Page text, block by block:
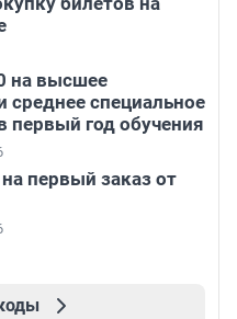
на высшее
среднее специальное
первый год обучения
первый заказ от